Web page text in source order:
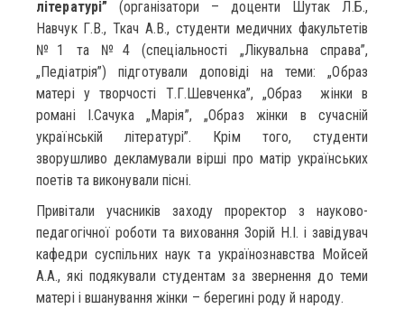
літературі” (організатори – доценти Шутак Л.Б.,
Навчук Г.В., Ткач А.В., студенти медичних факультетів
№1 та №4 (спеціальності „Лікувальна справа”,
„Педіатрія”) підготували доповіді на теми: „Образ
матері у творчості Т.Г.Шевченка”, „Образ жінки в
романі І.Сачука „Марія”, „Образ жінки в сучасній
українській літературі”. Крім того, студенти
зворушливо декламували вірші про матір українських
поетів та виконували пісні.
Привітали учасників заходу проректор з науково-
педагогічної роботи та виховання Зорій Н.І. і завідувач
кафедри суспільних наук та українознавства Мойсей
А.А., які подякували студентам за звернення до теми
матері і вшанування жінки – берегині роду й народу.